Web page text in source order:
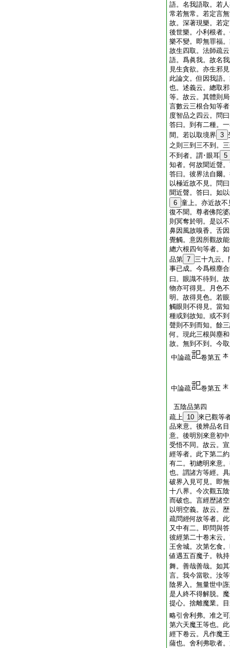
語。名我語取。若
常若無常。若定言
故。深著現樂。若
後世樂。小利根者
樂不變。即無罪福
故生四取。法師疏
語。爲眞我。故名
見生貪欲。亦生邪
此論文。但因我語
也。述義云。總取
等。故云。其體則
言數云三根合知等
度智品之四云。問
答曰。到有二種。
間。若以取境界 3
之則三到三不到。
不到者。謂･眼耳 5
知者。何故聞近聲
答曰。彼界法自爾
以極近故不見。問
聞近聲。答曰。如
6 童上。亦近故
復不聞。尊者佛陀
則冥奪於明。是以
鼻因風故嗅香。舌
覺觸。意因所觀故
總六根四句等者。
品第 7 三十九云。
事已成。今爲根塵
曰。眼識不待到。
物亦可得見。月色
明。故得見色。若
觸眼則不得見。當
種或到故知。或不
聲則不到而知。餘
何。現此三根與塵
故。無到不到。今
中論疏
卷第五 本
中論疏 巻第五 末
五陰品第四
疏上 10 來已觀等
品來意。後辨品名
意。後明別來意初
受悟不同。故云。
經等者。此下第二
有二。初總明來意
也。謂諸方等經。
破界入見可見。即
十八界。今次觀五
而破也。言經歴諸
以明空義。故云。
疏問經何故等者。
又中有二。即問與
彼經第二十卷末云
王舍城。次第乞食
値遇五百魔子。執
舞。善哉善哉。如
言。我今當歌。汝
陰界入。無量世中
是人終不得解脱。
提心。捨離魔業。
略引舍利弗。准之
第六天魔王等也。
經下卷云。凡作魔
薩也。舍利弗歌者